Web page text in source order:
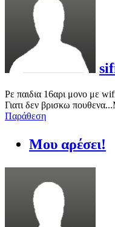
Ρε παιδια 16αρι μονο με
Γιατι δεν βρισκω
Παράθεση
Μου αρέσει!